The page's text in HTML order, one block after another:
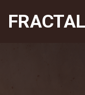
FRACTAL